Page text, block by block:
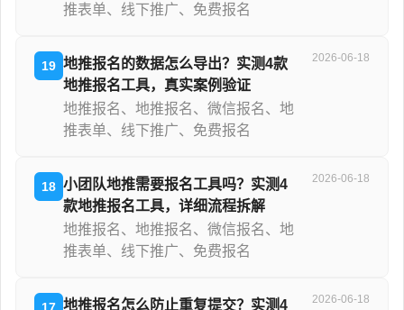
推表单、线下推广、免费报名
19 地推报名的数据怎么导出？实测4款
地推报名工具，真实案例验证
地推报名、地推报名、微信报名、地
推表单、线下推广、免费报名
2026-06-18
18 小团队地推需要报名工具吗？实测4
款地推报名工具，详细流程拆解
地推报名、地推报名、微信报名、地
推表单、线下推广、免费报名
2026-06-18
17 地推报名怎么防止重复提交？实测4
2026-06-18